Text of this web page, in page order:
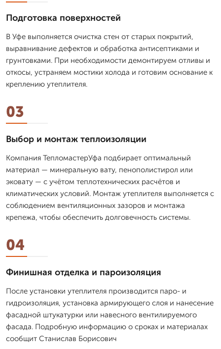
Подготовка поверхностей
В Уфе выполняется очистка стен от старых покрытий,
выравнивание дефектов и обработка антисептиками и
грунтовками. При необходимости демонтируем отливы и
откосы, устраняем мостики холода и готовим основание к
креплению утеплителя.
03
Выбор и монтаж теплоизоляции
Компания ТепломастерУфа подбирает оптимальный
материал — минеральную вату, пенополистирол или
эковату — с учётом теплотехнических расчётов и
климатических условий. Монтаж утеплителя выполняется с
соблюдением вентиляционных зазоров и монтажа
крепежа, чтобы обеспечить долговечность системы.
04
Финишная отделка и пароизоляция
После установки утеплителя производится паро- и
гидроизоляция, установка армирующего слоя и нанесение
фасадной штукатурки или навесного вентилируемого
фасада. Подробную информацию о сроках и материалах
сообщит Станислав Борисович